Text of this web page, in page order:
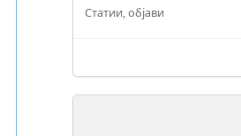
Статии, објави